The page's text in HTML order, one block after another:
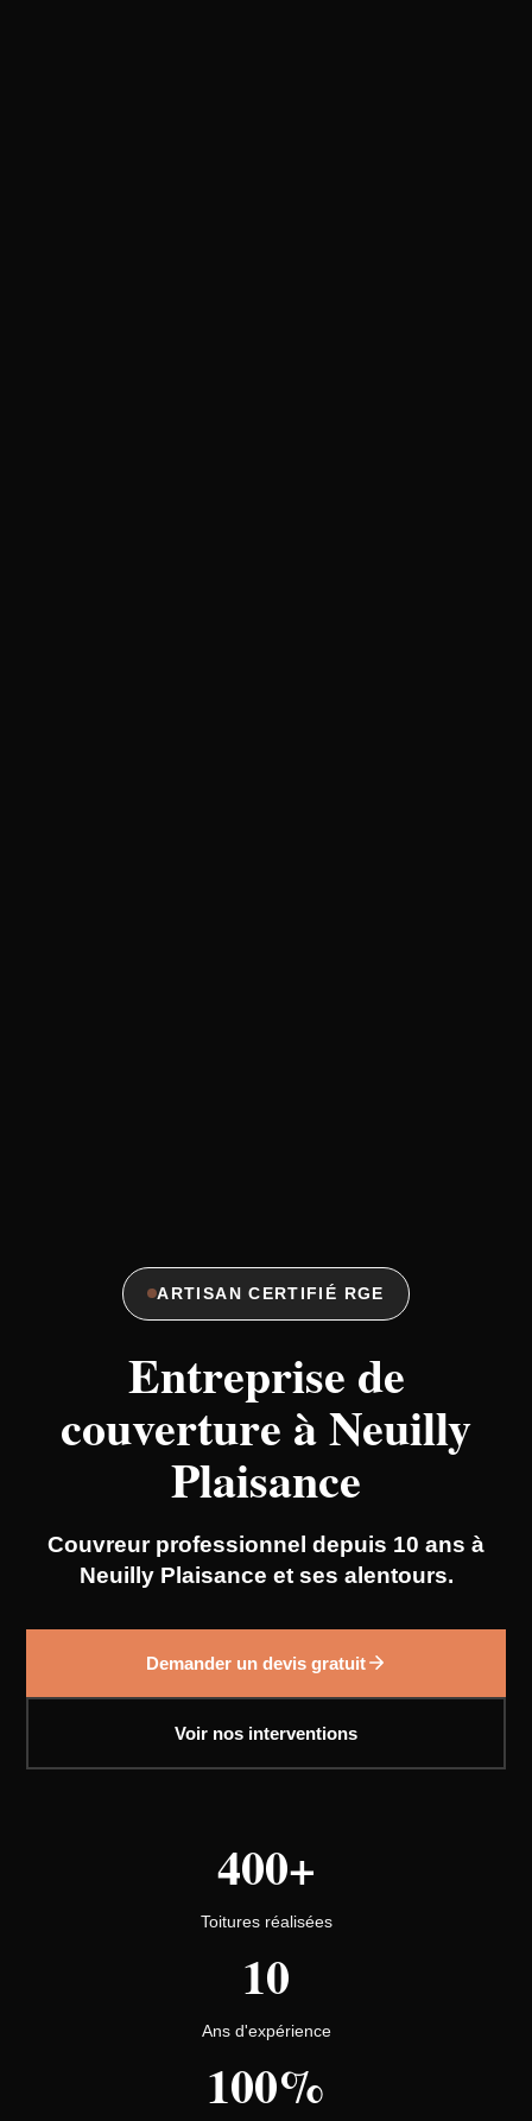
ARTISAN CERTIFIÉ RGE
Entreprise de
couverture à Neuilly
Plaisance
Couvreur professionnel depuis 10 ans à
Neuilly Plaisance et ses alentours.
Demander un devis gratuit
Voir nos interventions
400+
Toitures réalisées
10
Ans d'expérience
100%